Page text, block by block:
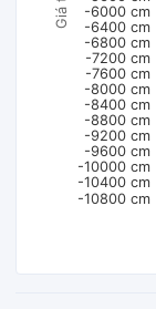
-10800 cm
-10400 cm
-10000 cm
-9600 cm
-9200 cm
-8800 cm
-8400 cm
-8000 cm
-7600 cm
-7200 cm
-6800 cm
-6400 cm
-6000 cm